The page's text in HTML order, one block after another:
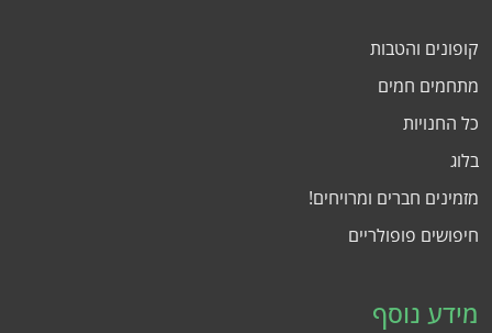
קופונים והטבות
מתחמים חמים
כל החנויות
בלוג
מזמינים חברים ומרויחים!
חיפושים פופולריים
מידע נוסף